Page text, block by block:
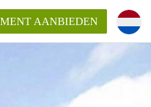
AANBIEDEN